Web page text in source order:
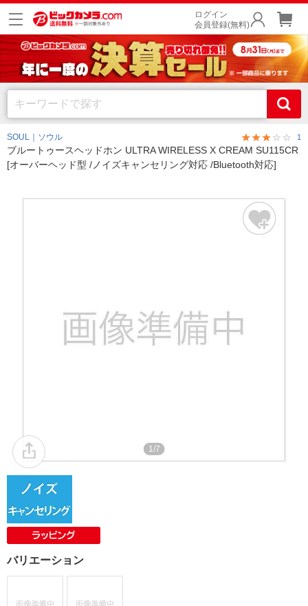
ログイン
会員登録(無料)
SOUL｜ソウル 1
ブルートゥースヘッドホン ULTRA WIRELESS X CREAM SU115CR
[オーバーヘッド型 /ノイズキャンセリング対応 /Bluetooth対応]
1/7
バリエーション